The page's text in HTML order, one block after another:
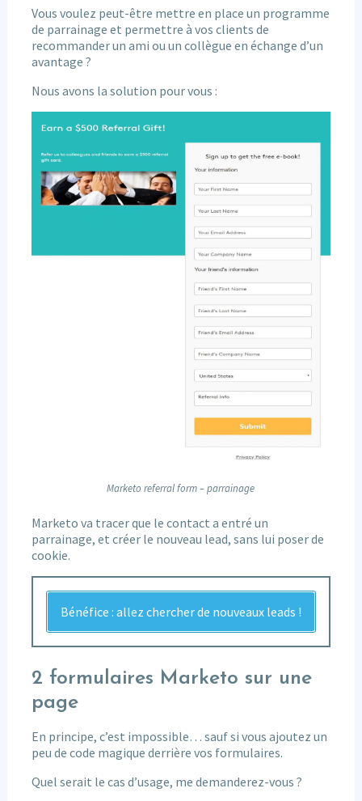
Vous voulez peut-être mettre en place un programme
de parrainage et permettre à vos clients de
recommander un ami ou un collègue en échange d’un
avantage ?
Nous avons la solution pour vous :
Marketo referral form – parrainage
Marketo va tracer que le contact a entré un
parrainage, et créer le nouveau lead, sans lui poser de
cookie.
Bénéfice : allez chercher de nouveaux leads !
2 formulaires Marketo sur une
page
En principe, c’est impossible… sauf si vous ajoutez un
peu de code magique derrière vos formulaires.
Quel serait le cas d’usage, me demanderez-vous ?